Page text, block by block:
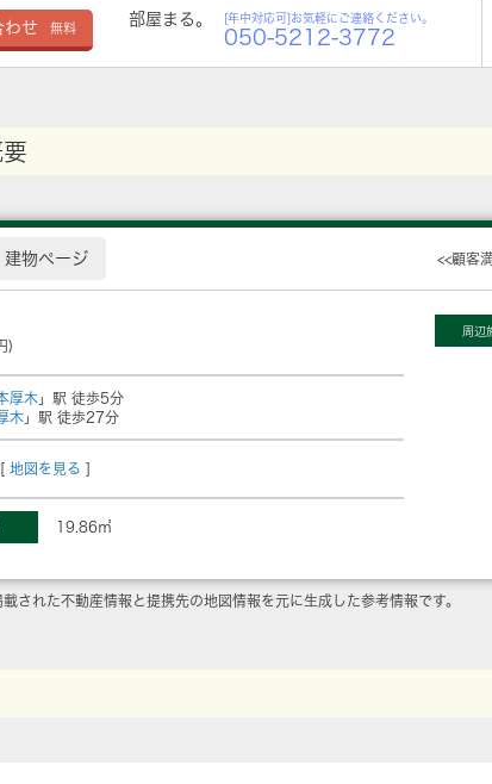
わせ 無料
部屋まる。 [年中対応可]お気軽にご連絡ください。
050-5212-3772
建物ページ <<顧客
)
厚木 」駅 徒歩5分
木 」駅 徒歩27分
地図を見る ]
19.86㎡
周辺
された不動産情報と提携先の地図情報を元に生成した参考情報です。